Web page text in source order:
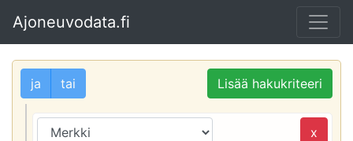
Ajoneuvodata.fi
Lisää hakukriteeri
ja tai
x